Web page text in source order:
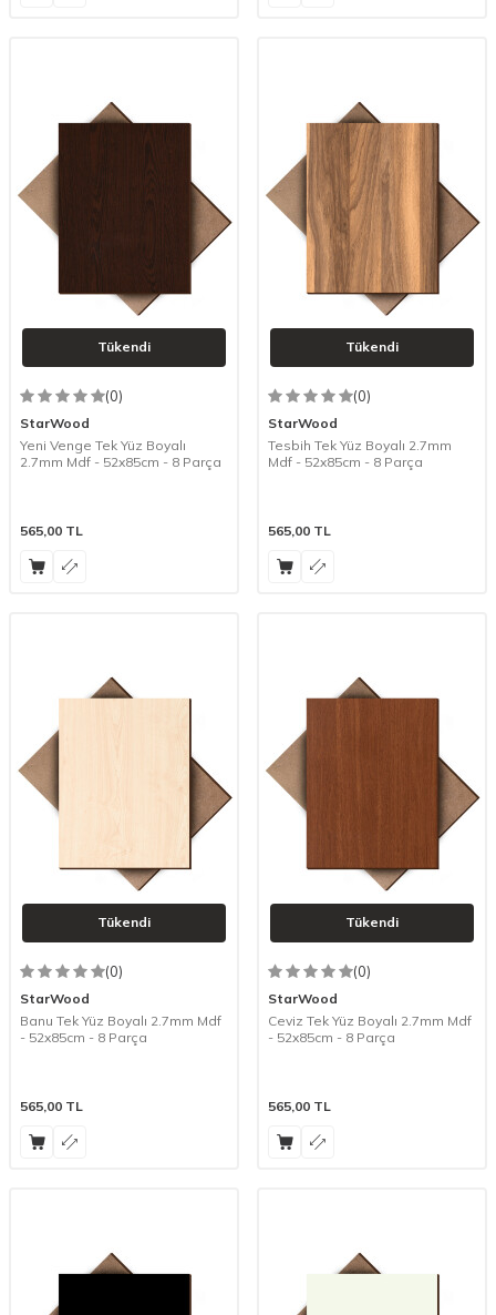
Tükendi
(0)
StarWood
Yeni Venge Tek Yüz Boyalı
2.7mm Mdf - 52x85cm - 8 Parça
565,00 TL
Tükendi
(0)
StarWood
Tesbih Tek Yüz Boyalı 2.7mm
Mdf - 52x85cm - 8 Parça
565,00 TL
Tükendi
(0)
StarWood
Banu Tek Yüz Boyalı 2.7mm Mdf
- 52x85cm - 8 Parça
565,00 TL
Tükendi
(0)
StarWood
Ceviz Tek Yüz Boyalı 2.7mm Mdf
- 52x85cm - 8 Parça
565,00 TL